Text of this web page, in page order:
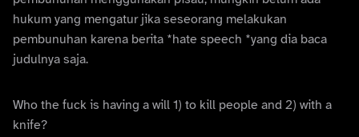
hukum yang mengatur jika seseorang melakukan
pembunuhan karena berita *hate speech *yang dia baca
judulnya saja.
Who the fuck is having a will 1) to kill people and 2) with a
knife?